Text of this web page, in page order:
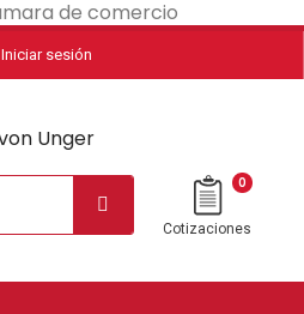
Iniciar sesión
0
Cotizaciones